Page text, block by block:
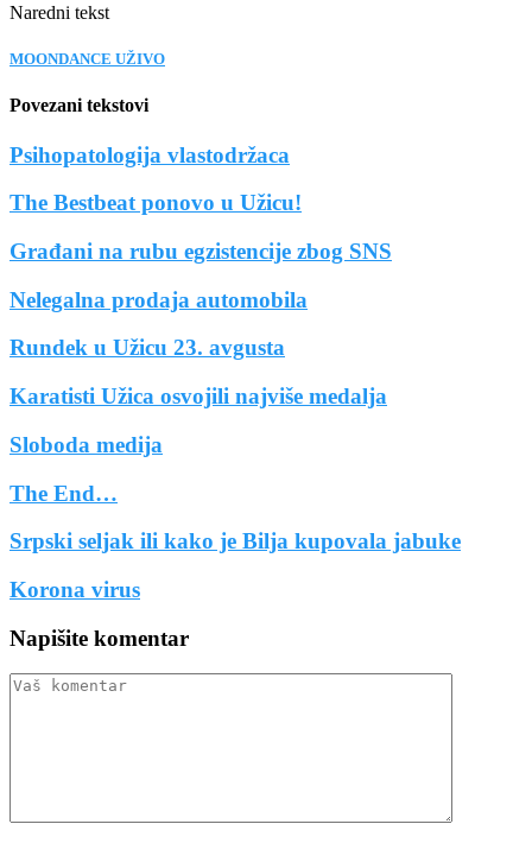
Naredni tekst
MOONDANCE UŽIVO
Povezani tekstovi
Psihopatologija vlastodržaca
The Bestbeat ponovo u Užicu!
Građani na rubu egzistencije zbog SNS
Nelegalna prodaja automobila
Rundek u Užicu 23. avgusta
Karatisti Užica osvojili najviše medalja
Sloboda medija
The End…
Srpski seljak ili kako je Bilja kupovala jabuke
Korona virus
Napišite komentar